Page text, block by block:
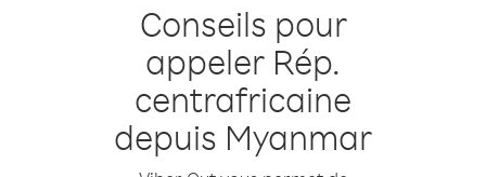
Conseils pour
appeler Rép.
centrafricaine
depuis Myanmar